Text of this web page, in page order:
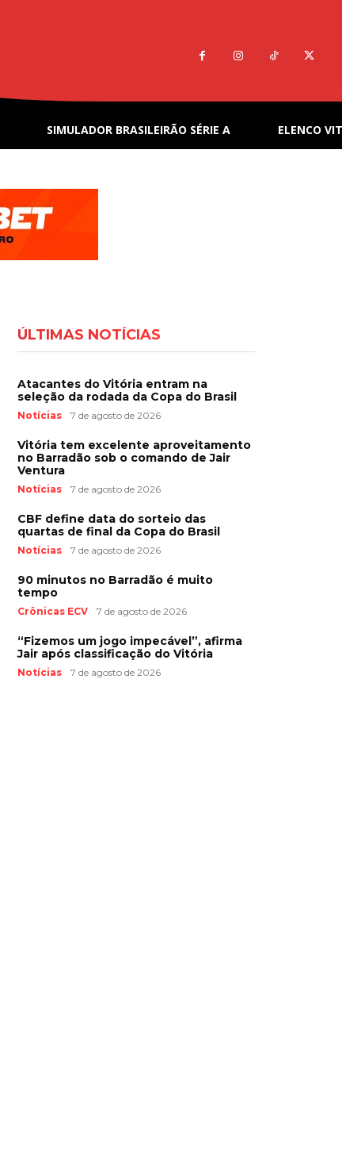
SIMULADOR BRASILEIRÃO SÉRIE A ELENCO
ÚLTIMAS NOTÍCIAS
Atacantes do Vitória entram na
seleção da rodada da Copa do Brasil
Notícias 7 de agosto de 2026
Vitória tem excelente aproveitamento
no Barradão sob o comando de Jair
Ventura
Notícias 7 de agosto de 2026
CBF define data do sorteio das
quartas de final da Copa do Brasil
Notícias 7 de agosto de 2026
90 minutos no Barradão é muito
tempo
Crônicas ECV 7 de agosto de 2026
“Fizemos um jogo impecável”, afirma
Jair após classificação do Vitória
Notícias 7 de agosto de 2026